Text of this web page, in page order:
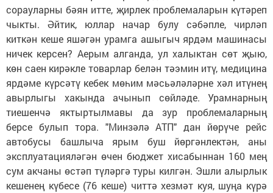
сорауларны бәян итте, җирлек проблемаларын күтәреп
чыкты. Әйтик, юллар начар булу сәбәпле, чирләп
киткән кеше яшәгән урамга ашыгыч ярдәм машинасы
ничек керсен? Аерым алганда, ул халыктан сөт җыю,
көн саен кирәкле товарлар белән тәэмин итү, медицина
ярдәме күрсәтү кебек мөһим мәсьәләләрне хәл итүнең
авырлыгы хакында ачынып сөйләде. Урамнарның
тиешенчә яктыртылмавы да зур проблемаларның
берсе булып тора. "Минзәлә АТП" дан йөрүче рейс
автобусы башлыча ярым буш йөргәнлектән, аны
эксплуатацияләгән өчен бюджет хисабыннан 160 мең
сум акчаны өстәп түләргә туры килгән. Эшли алырлык
кешенең күбесе (76 кеше) читтә хезмәт куя, шуңа күрә